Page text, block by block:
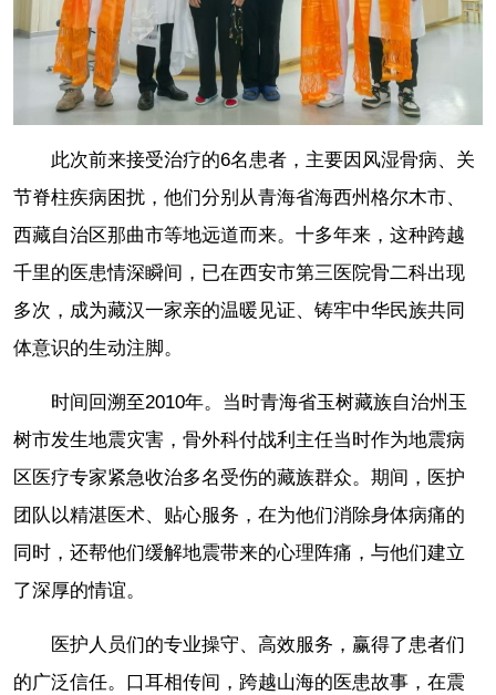
此次前来接受治疗的6名患者，主要因风湿骨病、关
节脊柱疾病困扰，他们分别从青海省海西州格尔木市、
西藏自治区那曲市等地远道而来。十多年来，这种跨越
千里的医患情深瞬间，已在西安市第三医院骨二科出现
多次，成为藏汉一家亲的温暖见证、铸牢中华民族共同
体意识的生动注脚。
时间回溯至2010年。当时青海省玉树藏族自治州玉
树市发生地震灾害，骨外科付战利主任当时作为地震病
区医疗专家紧急收治多名受伤的藏族群众。期间，医护
团队以精湛医术、贴心服务，在为他们消除身体病痛的
同时，还帮他们缓解地震带来的心理阵痛，与他们建立
了深厚的情谊。
医护人员们的专业操守、高效服务，赢得了患者们
的广泛信任。口耳相传间，跨越山海的医患故事，在震